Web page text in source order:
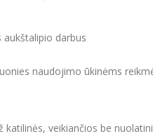
aukštalipio darbus
naudojimo ūkinėms
katilinės, veikiančios be